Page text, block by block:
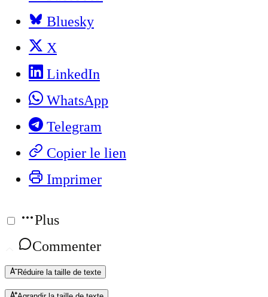
Bluesky
X
LinkedIn
WhatsApp
Telegram
Copier le lien
Imprimer
Plus
Commenter
Réduire la taille de texte